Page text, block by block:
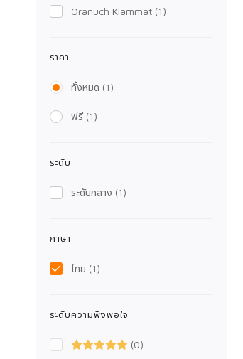
Oranuch Klammat (1)
ราคา
ทั้งหมด (1)
ฟรี (1)
ระดับ
ระดับกลาง (1)
ภาษา
ไทย (1)
ระดับความพึงพอใจ
(0)